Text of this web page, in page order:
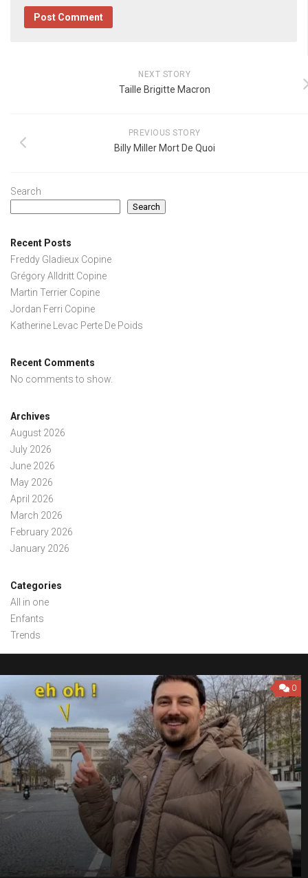
NEXT STORY
Taille Brigitte Macron
PREVIOUS STORY
Billy Miller Mort De Quoi
Search
Search
Recent Posts
Freddy Gladieux Copine
Grégory Alldritt Copine
Martin Terrier Copine
Jordan Ferri Copine
Katherine Levac Perte De Poids
Recent Comments
No comments to show.
Archives
August 2026
July 2026
June 2026
May 2026
April 2026
March 2026
February 2026
January 2026
Categories
All in one
Enfants
Trends
0